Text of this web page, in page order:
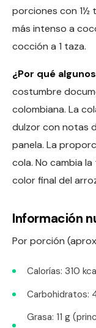
porciones con 1½
más intenso a
cocción a 1 taza.
¿Por qué
costumbre
colombiana. La
dulzor con notas
panela. La
cola. No cambia
color final del
Información
Por porción
Calorías: 310
Carbohidratos:
Grasa: 11 g